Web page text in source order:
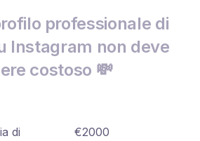
professionale di
Instagram non deve
costoso 💸
di
€2000